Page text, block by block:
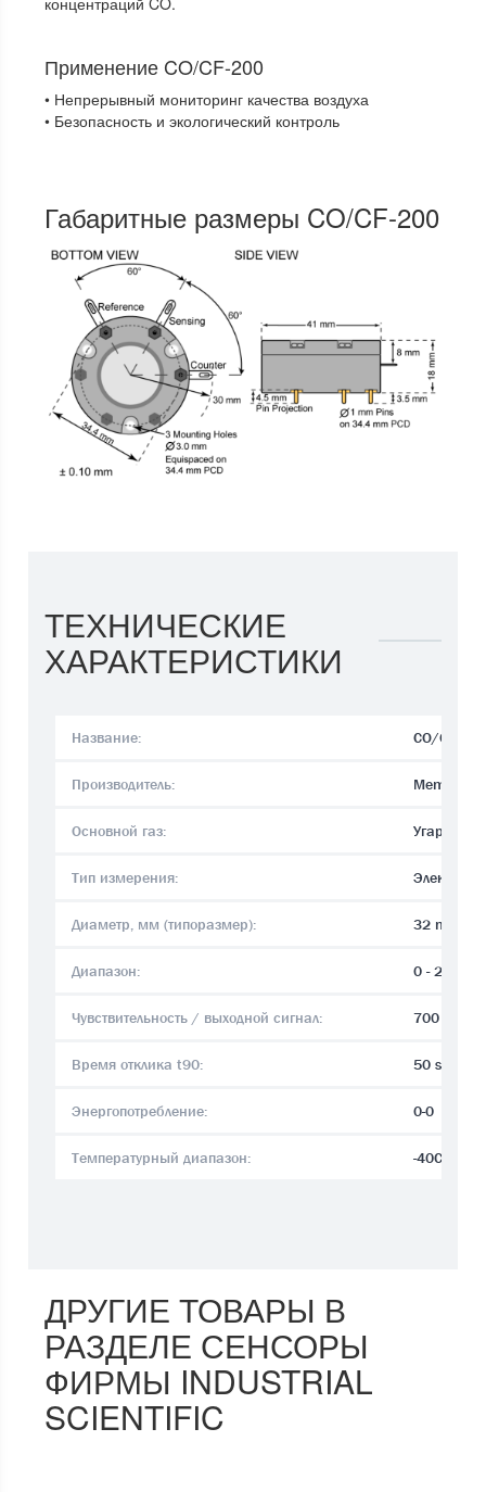
Применение CO/CF-200
• Непрерывный мониторинг качества воздуха
• Безопасность и экологический контроль
Габаритные размеры CO/CF-200
ТЕХНИЧЕСКИЕ
ХАРАКТЕРИСТИКИ
Название: CO/CF-200
Производитель:
Основной газ: Угарный
Тип измерения:
Диаметр, мм (типоразмер): 32 mm
Диапазон: 0 - 200
Чувствительность / выходной сигнал: 700 ±
Время отклика t90: 50 sec.
Энергопотребление: 0-0
Температурный диапазон: -
ДРУГИЕ ТОВАРЫ В
РАЗДЕЛЕ СЕНСОРЫ
ФИРМЫ INDUSTRIAL
SCIENTIFIC